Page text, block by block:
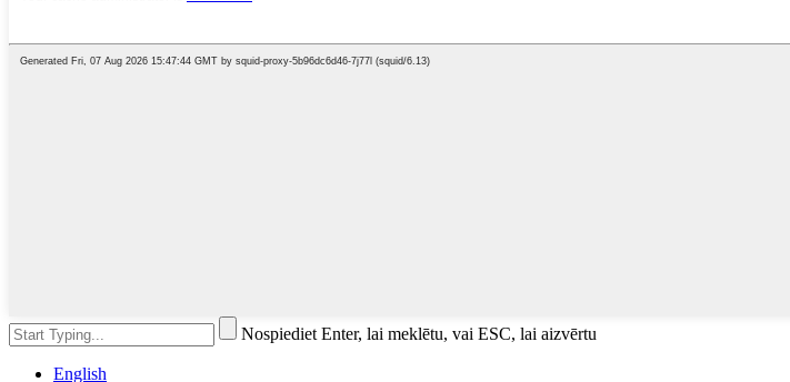
Nospiediet Enter, lai meklētu, vai ESC, lai aizvērtu
English